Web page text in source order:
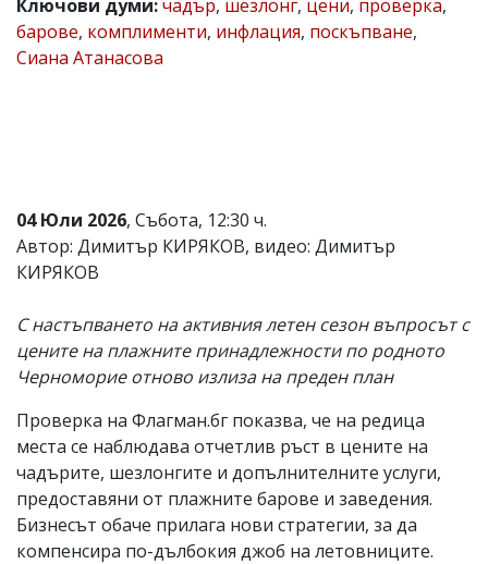
Коментарите
под
статиите
носи
отговорност
за
тях!
откриете
обиден
за
вас
моля
сигнализирайте
ни!
Ключови думи:чадър, шезлонг, цени, проверка,
барове, комплименти, инфлация, поскъпване,
Сиана Атанасова
04 Юли 2026, Събота, 12:30 ч.
Автор: Димитър КИРЯКОВ, видео: Димитър
КИРЯКОВ
С настъпването на активния летен сезон въпросът с
цените на плажните принадлежности по родното
Черноморие отново излиза на преден план
Проверка на Флагман.бг показва, че на редица
места се наблюдава отчетлив ръст в цените на
чадърите, шезлонгите и допълнителните услуги,
предоставяни от плажните барове и заведения.
Бизнесът обаче прилага нови стратегии, за да
компенсира по-дълбокия джоб на летовниците.